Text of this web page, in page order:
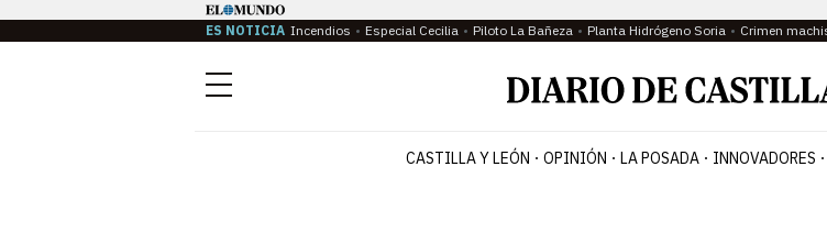
ES NOTICIA Incendios Especial Cecilia Piloto La Bañeza Planta Hidrógeno Soria Crimen
Menú
CASTILLA Y LEÓN OPINIÓN LA POSADA INNOVADORES